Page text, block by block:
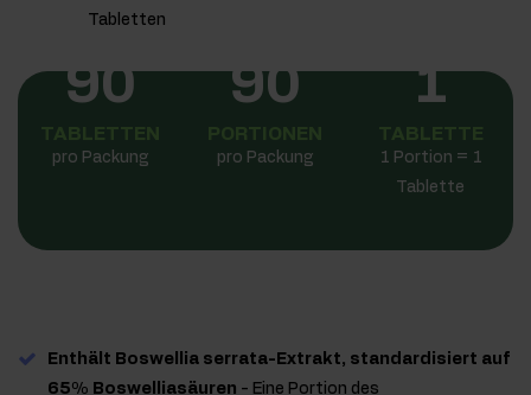
90
TABLETTEN
pro Packung
90
PORTIONEN
pro Packung
1
TABLETTE
1 Portion = 1
Tablette
Enthält Boswellia serrata-Extrakt, standardisiert auf
65% Boswelliasäuren - Eine Portion des